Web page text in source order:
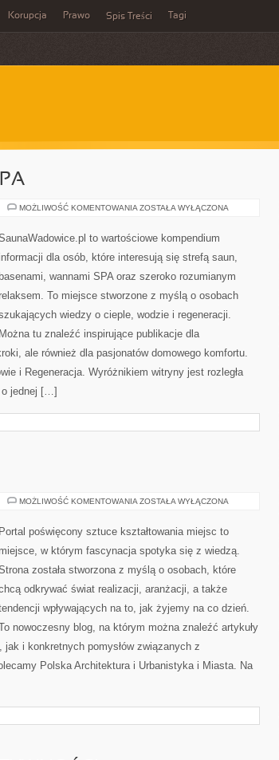
Korupcja Prawo Spis Treści Tagi
MOŻLIWOŚĆ KOMENTOWANIA JACUZZI
ZOSTAŁA WYŁĄCZONA
to wartościowe kompendium
informacji dla osób, które interesują się strefą saun,
basenami, wannami SPA oraz szeroko rozumianym
relaksem. To miejsce stworzone z myślą o osobach
wiedzy o cieple, wodzie i regeneracji.
Można tu znaleźć inspirujące publikacje dla
ale również dla pasjonatów domowego komfortu.
i Regeneracja. Wyróżnikiem witryny jest rozległa
o jednej […]
MOŻLIWOŚĆ KOMENTOWANIA MTWW
ZOSTAŁA WYŁĄCZONA
Portal poświęcony sztuce kształtowania miejsc to
miejsce, w którym fascynacja spotyka się z wiedzą.
została stworzona z myślą o osobach, które
odkrywać świat realizacji, aranżacji, a także
wpływających na to, jak żyjemy na co dzień.
nowoczesny blog, na którym można znaleźć artykuły
i konkretnych pomysłów związanych z
Polska Architektura i Urbanistyka i Miasta. Na